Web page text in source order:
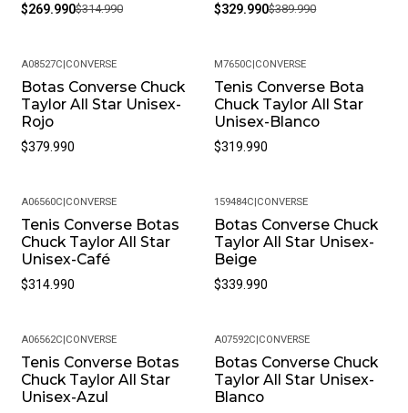
$269.990$314.990 $329.990$389.990
A08527C|CONVERSE
Botas Converse Chuck
Taylor All Star Unisex-
Rojo
$379.990
M7650C|CONVERSE
Tenis Converse Bota
Chuck Taylor All Star
Unisex-Blanco
$319.990
A06560C|CONVERSE
Tenis Converse Botas
Chuck Taylor All Star
Unisex-Café
$314.990
159484C|CONVERSE
Botas Converse Chuck
Taylor All Star Unisex-
Beige
$339.990
-30%
A06562C|CONVERSE
Tenis Converse Botas
Chuck Taylor All Star
Unisex-Azul
A07592C|CONVERSE
Botas Converse Chuck
Taylor All Star Unisex-
Blanco